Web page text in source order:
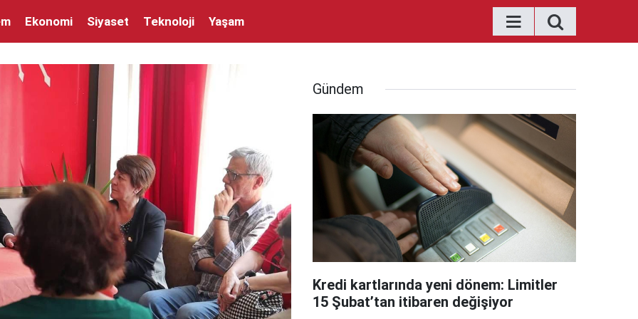
Ekonomi Siyaset Teknoloji Yaşam
Gündem
Kredi kartlarında yeni dönem: Limitler
15 Şubat’tan itibaren değişiyor